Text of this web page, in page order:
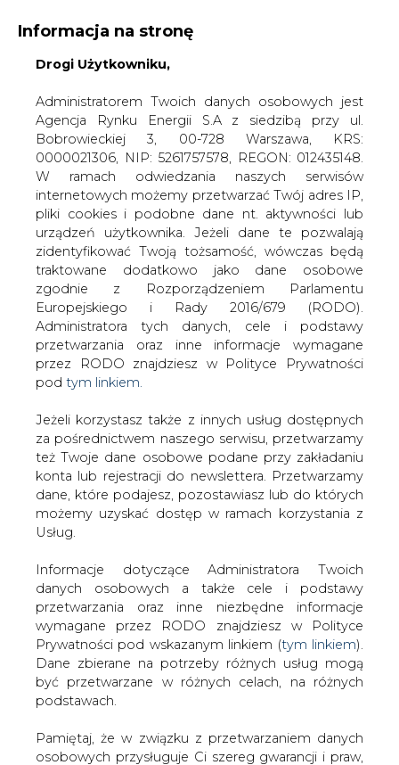
KONTAKT:
WYDAWCA PORTALU:
WYSOKI KONTRAST A A
ZALOGUJ SIĘ
WŁĄCZ CIRE.TV
Informacja na stronę
Drogi Użytkowniku,
Administratorem Twoich danych osobowych jest
Agencja Rynku Energii S.A z siedzibą przy ul.
Bobrowieckiej 3, 00-728 Warszawa, KRS:
0000021306, NIP: 5261757578, REGON: 012435148.
W ramach odwiedzania naszych serwisów
internetowych możemy przetwarzać Twój adres IP,
pliki cookies i podobne dane nt. aktywności lub
urządzeń użytkownika. Jeżeli dane te pozwalają
zidentyfikować Twoją tożsamość, wówczas będą
traktowane dodatkowo jako dane osobowe
zgodnie z Rozporządzeniem Parlamentu
Europejskiego i Rady 2016/679 (RODO).
Administratora tych danych, cele i podstawy
przetwarzania oraz inne informacje wymagane
przez RODO znajdziesz w Polityce Prywatności
pod tym linkiem.
Jeżeli korzystasz także z innych usług dostępnych
za pośrednictwem naszego serwisu, przetwarzamy
też Twoje dane osobowe podane przy zakładaniu
konta lub rejestracji do newslettera. Przetwarzamy
dane, które podajesz, pozostawiasz lub do których
możemy uzyskać dostęp w ramach korzystania z
Usług.
Informacje dotyczące Administratora Twoich
danych osobowych a także cele i podstawy
przetwarzania oraz inne niezbędne informacje
wymagane przez RODO znajdziesz w Polityce
Prywatności pod wskazanym linkiem (tym linkiem).
Dane zbierane na potrzeby różnych usług mogą
być przetwarzane w różnych celach, na różnych
podstawach.
Pamiętaj, że w związku z przetwarzaniem danych
osobowych przysługuje Ci szereg gwarancji i praw,
Strona główna
SERWIS INFORMACYJNY CIRE
/ NWZA Elektrimu
2001-05-08 00:00
skomentuj
udostępnij:
NWZA Elektrimu